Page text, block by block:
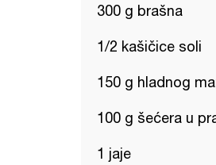
300 g brašna
1/2 kašičice soli
150 g hladnog
100 g šećera u
1 jaje